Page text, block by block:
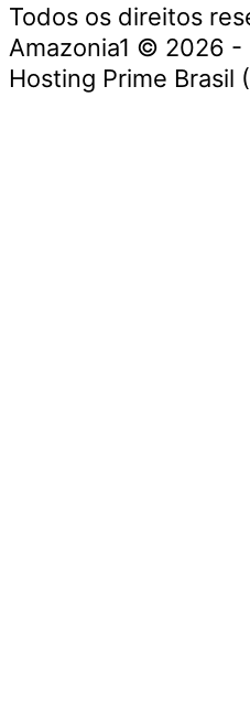
Todos os direitos
Amazonia1 © 2026
Hosting Prime Brasil